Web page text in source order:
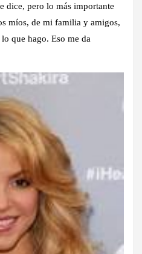
dice, pero lo más importante
míos, de mi familia y amigos,
que hago. Eso me da